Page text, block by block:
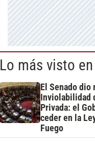
Lo más visto
El Senado dio
Inviolabilidad
Privada: el
ceder en la
Fuego